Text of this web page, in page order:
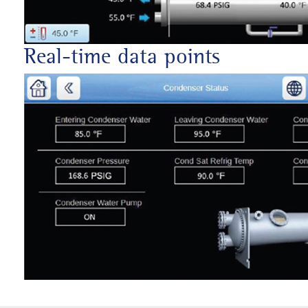
Real-time data points